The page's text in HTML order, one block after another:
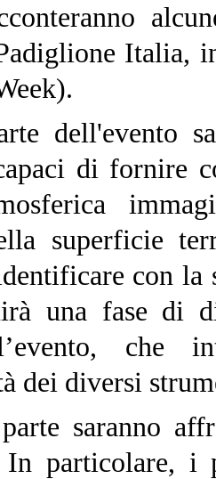
Italia,
dell'evento
di fornire
superficie
con la
una fase di
che
dei diversi
saranno
In particolare, i